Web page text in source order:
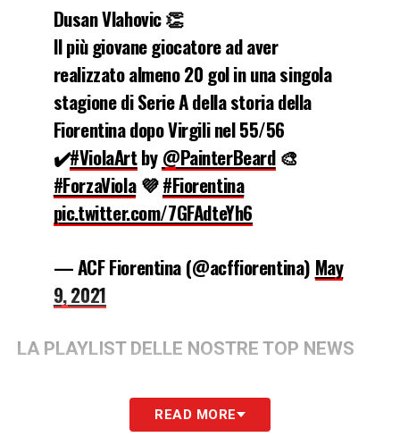
Dusan Vlahovic 👏
Il più giovane giocatore ad aver
realizzato almeno 20 gol in una singola
stagione di Serie A della storia della
Fiorentina dopo Virgili nel 55/56
✔️#ViolaArtby@PainterBeard🎨
#ForzaViola💜#Fiorentina
pic.twitter.com/7GFAdteYh6
— ACF Fiorentina (@acffiorentina) May
9, 2021
LA PLAYLIST DELLE NOSTRE TOP NEWS
READ MORE